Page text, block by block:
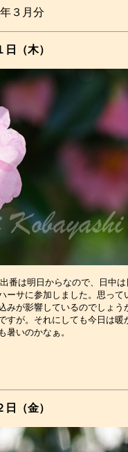
３月分
日（木）
番は明日からなので、日中は
ーサに参加しました。思って
みが影響しているのでしょう
が。それにしても今日は暖
日（金）